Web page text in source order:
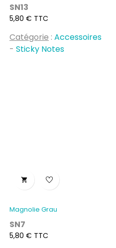
SN13
Prix
5,80 € TTC
Catégorie : Accessoires
- Sticky Notes

Magnolie Grau
SN7
Prix
5,80 € TTC